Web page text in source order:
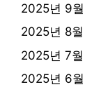
2025년 9월
2025년 8월
2025년 7월
2025년 6월